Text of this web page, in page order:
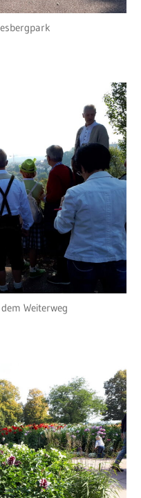
Weiterweg